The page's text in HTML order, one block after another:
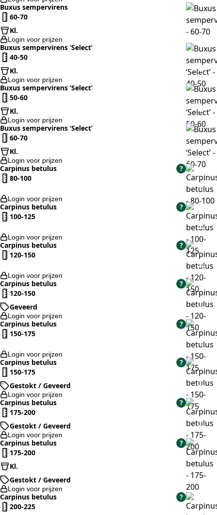
Buxus sempervirens
60-70
Kl.
Login voor prijzen
Buxus sempervirens ‘Select’
40-50
Kl.
Login voor prijzen
Buxus sempervirens ‘Select’
50-60
Kl.
Login voor prijzen
Buxus sempervirens ‘Select’
60-70
Kl.
Login voor prijzen
Carpinus betulus
?
80-100
Login voor prijzen
Carpinus betulus
?
100-125
Login voor prijzen
Carpinus betulus
?
120-150
Login voor prijzen
Carpinus betulus
?
120-150
Geveerd
Login voor prijzen
Carpinus betulus
?
150-175
Login voor prijzen
Carpinus betulus
?
150-175
Gestokt / Geveerd
Login voor prijzen
Carpinus betulus
?
175-200
Gestokt / Geveerd
Login voor prijzen
Carpinus betulus
?
175-200
Kl.
Gestokt / Geveerd
Login voor prijzen
Carpinus betulus
?
200-225